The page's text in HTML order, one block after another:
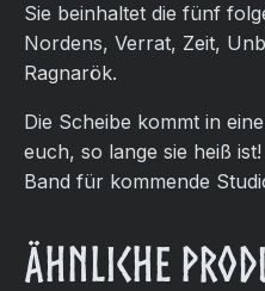
Sie beinhaltet die fünf
Nordens, Verrat, Zeit,
Ragnarök.
Die Scheibe kommt in
euch, so lange sie heiß
Band für kommende
Ähnliche